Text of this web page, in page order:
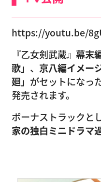
https://youtu.be/
『乙女剣武蔵』 幕末
歌」 、 京八編イメー
廻」 がセットになっ
発売されます。
ボーナストラックと
家の独白ミニドラマ